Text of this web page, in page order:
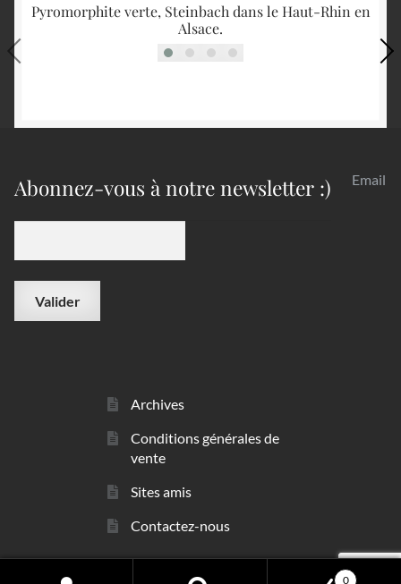
Pyromorphite verte, Steinbach dans le Haut-Rhin en
Alsace.
Abonnez-vous à notre newsletter :) Email
Archives
Conditions générales de
vente
Sites amis
Contactez-nous
0